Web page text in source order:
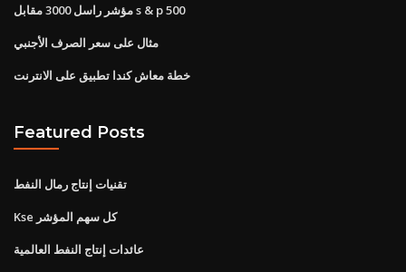
مؤشر راسل 3000 مقابل s & p 500
مثال على سعر الصرف الأجنبي
خطة معاش كندا تطبيق على الانترنت
Featured Posts
تقنيات إنتاج رمال النفط
Kse كل سهم المؤشر
عائدات إنتاج النفط العالمية